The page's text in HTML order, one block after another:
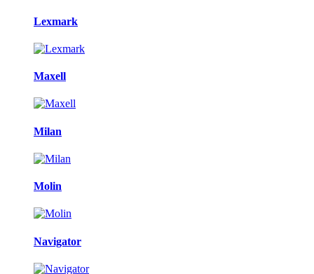
Lexmark
Maxell
Milan
Molin
Navigator